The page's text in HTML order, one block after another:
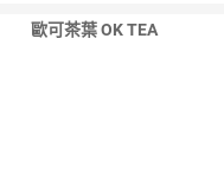
歐可茶葉 OK TEA